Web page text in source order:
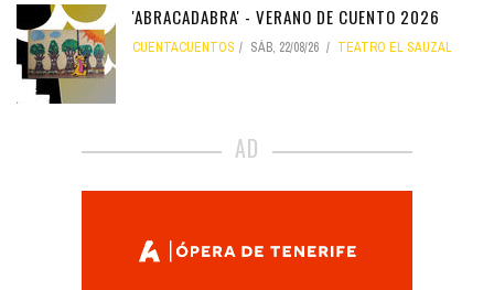
'ABRACADABRA' - VERANO DE CUENTO 2026
CUENTACUENTOS SÁB, 22/08/26 TEATRO EL SAUZAL
AD